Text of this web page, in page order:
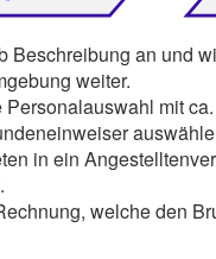
Beschreibung an und
weiter.
mit
in ein
welche den